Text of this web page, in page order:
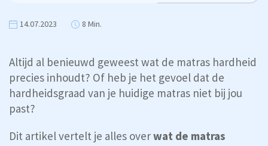
14.07.2023 8 Min.
Altijd al benieuwd geweest wat de matras hardheid
precies inhoudt? Of heb je het gevoel dat de
hardheidsgraad van je huidige matras niet bij jou
past?
Dit artikel vertelt je alles overwat de matras